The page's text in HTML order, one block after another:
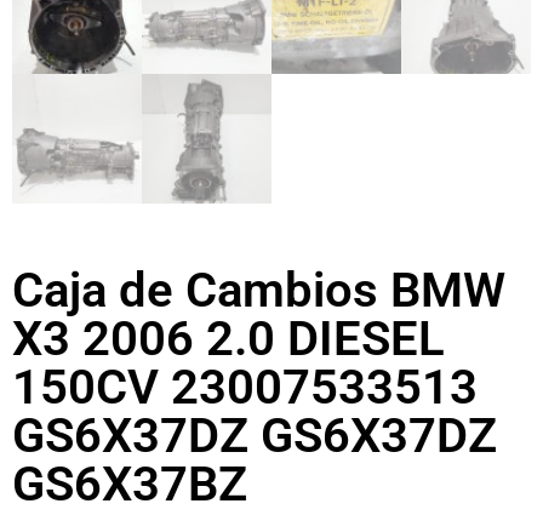
Caja de Cambios BMW
X3 2006 2.0 DIESEL
150CV 23007533513
GS6X37DZ GS6X37DZ
GS6X37BZ